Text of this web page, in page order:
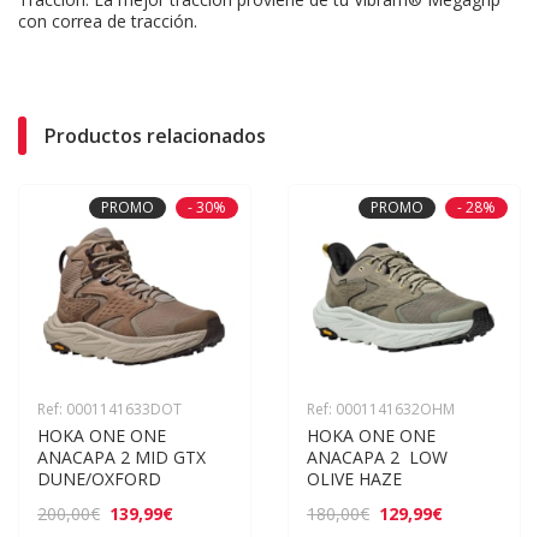
con correa de tracción.
Productos relacionados
PROMO - 30%
Ref: 0001141633DOT
HOKA ONE ONE
ANACAPA 2 MID GTX
DUNE/OXFORD
200,00€ 139,99€
PROMO - 28%
Ref: 0001141632OHM
HOKA ONE ONE
ANACAPA 2  LOW
OLIVE HAZE
180,00€ 129,99€